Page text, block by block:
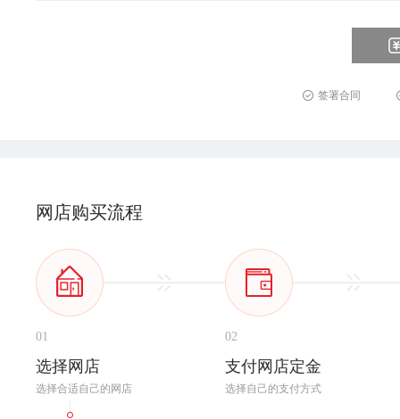
签署合同
网店购买流程
01
选择网店
选择合适自己的网店
02
支付网店定金
选择自己的支付方式